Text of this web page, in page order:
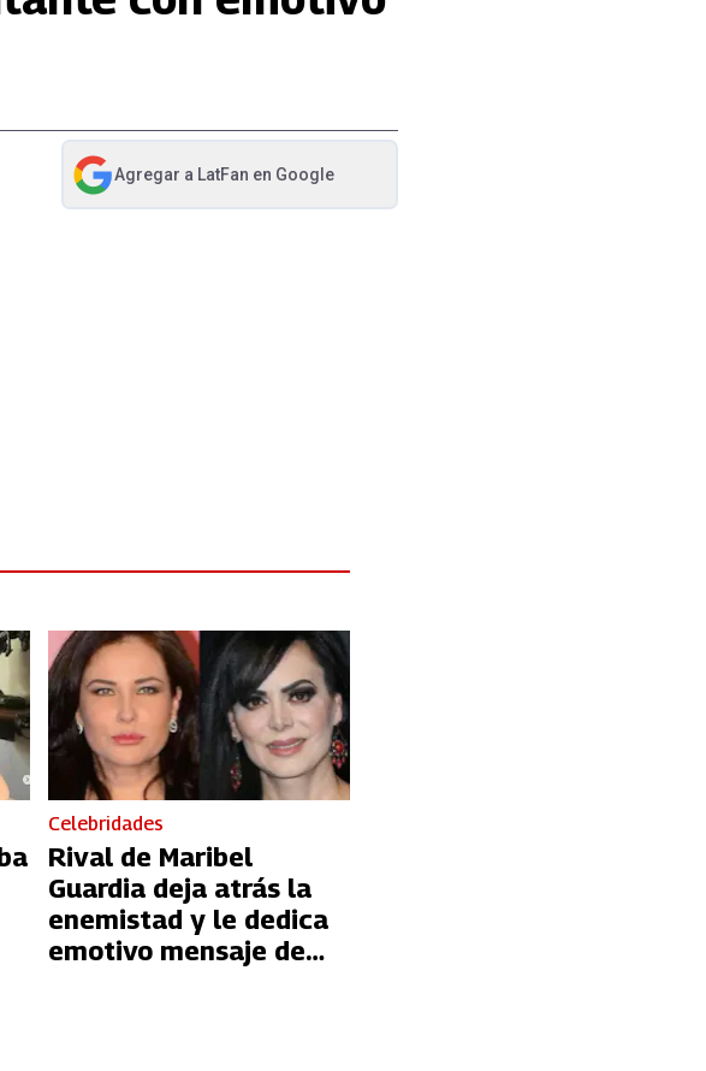
Agregar a LatFan en Google
abre en nueva pestaña
Celebridades
Rival de Maribel
Guardia deja atrás la
enemistad y le dedica
emotivo mensaje de